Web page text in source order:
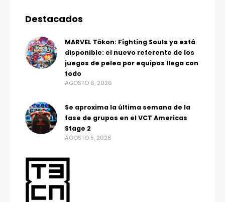
Destacados
MARVEL Tōkon: Fighting Souls ya está
disponible: el nuevo referente de los
juegos de pelea por equipos llega con
todo
AGOSTO 6, 2026
Se aproxima la última semana de la
fase de grupos en el VCT Americas
Stage 2
AGOSTO 5, 2026